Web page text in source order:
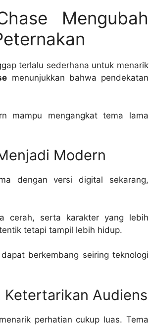
Mengubah
terlalu sederhana untuk menarik
menunjukkan bahwa pendekatan
mampu mengangkat tema lama
Modern
dengan versi digital sekarang,
cerah, serta karakter yang lebih
tetapi tampil lebih hidup.
berkembang seiring teknologi
Ketertarikan Audiens
perhatian cukup luas. Tema